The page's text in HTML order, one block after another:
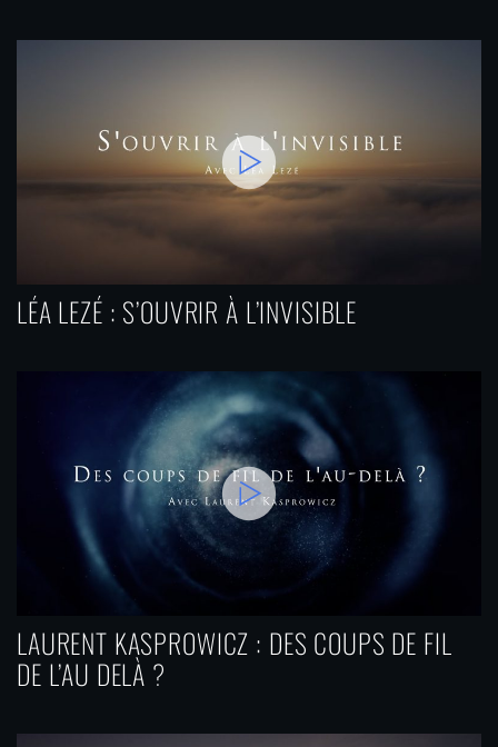
LÉA LEZÉ : S’OUVRIR À L’INVISIBLE
LAURENT KASPROWICZ : DES COUPS DE FIL
DE L’AU DELÀ ?